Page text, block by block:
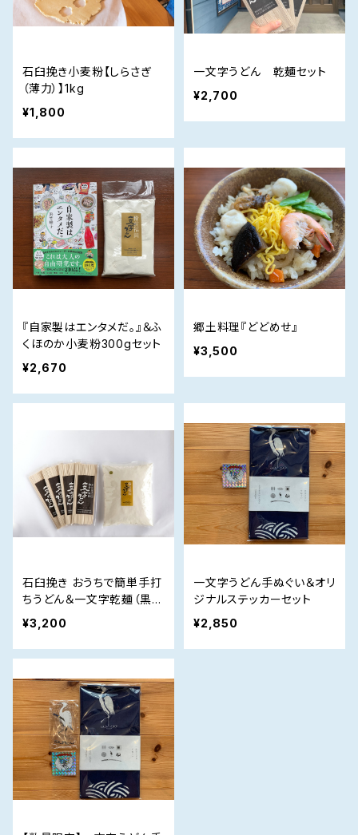
石臼挽き小麦粉【しらさぎ
（薄力）】1kg
¥1,800
一文字うどん 乾麺セット
¥2,700
『自家製はエンタメだ。』＆ふ
くほのか小麦粉300gセット
¥2,670
郷土料理『どどめせ』
¥3,500
石臼挽き おうちで簡単手打
ちうどん＆一文字乾麺（黒う
どん）
¥3,200
一文字うどん手ぬぐい＆オリ
ジナルステッカーセット
¥2,850